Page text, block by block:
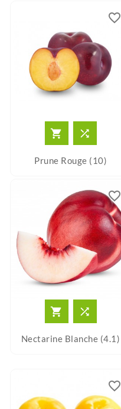
 
Prune Rouge (10)
favorite_border
 
Nectarine Blanche (4.1)
favorite_border
favorite_border